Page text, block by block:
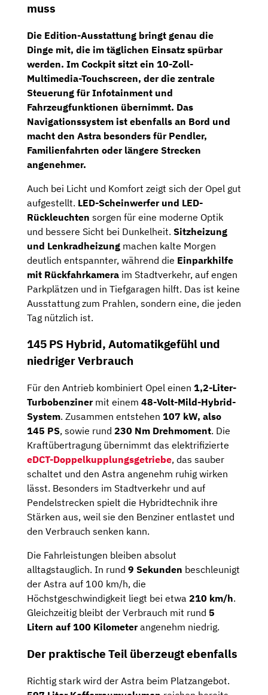
muss
Die Edition-Ausstattung bringt genau die
Dinge mit, die im täglichen Einsatz spürbar
werden. Im Cockpit sitzt ein 10-Zoll-
Multimedia-Touchscreen, der die zentrale
Steuerung für Infotainment und
Fahrzeugfunktionen übernimmt. Das
Navigationssystem ist ebenfalls an Bord und
macht den Astra besonders für Pendler,
Familienfahrten oder längere Strecken
angenehmer.
Auch bei Licht und Komfort zeigt sich der Opel gut
aufgestellt. LED-Scheinwerfer und LED-
Rückleuchten sorgen für eine moderne Optik
und bessere Sicht bei Dunkelheit. Sitzheizung
und Lenkradheizung machen kalte Morgen
deutlich entspannter, während die Einparkhilfe
mit Rückfahrkamera im Stadtverkehr, auf engen
Parkplätzen und in Tiefgaragen hilft. Das ist keine
Ausstattung zum Prahlen, sondern eine, die jeden
Tag nützlich ist.
145 PS Hybrid, Automatikgefühl und
niedriger Verbrauch
Für den Antrieb kombiniert Opel einen 1,2-Liter-
Turbobenzinermit einem 48-Volt-Mild-Hybrid-
System. Zusammen entstehen 107 kW, also
145 PS, sowie rund 230 Nm Drehmoment. Die
Kraftübertragung übernimmt das elektrifizierte
eDCT-Doppelkupplungsgetriebe, das sauber
schaltet und den Astra angenehm ruhig wirken
lässt. Besonders im Stadtverkehr und auf
Pendelstrecken spielt die Hybridtechnik ihre
Stärken aus, weil sie den Benziner entlastet und
den Verbrauch senken kann.
Die Fahrleistungen bleiben absolut
alltagstauglich. In rund 9 Sekunden beschleunigt
der Astra auf 100 km/h, die
Höchstgeschwindigkeit liegt bei etwa 210 km/h.
Gleichzeitig bleibt der Verbrauch mit rund 5
Litern auf 100 Kilometerangenehm niedrig.
Der praktische Teil überzeugt ebenfalls
Richtig stark wird der Astra beim Platzangebot.